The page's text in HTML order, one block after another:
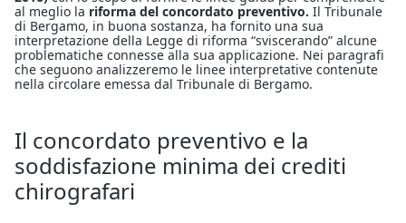
al meglio la riforma del concordato preventivo. Il Tribunale
di Bergamo, in buona sostanza, ha fornito una sua
interpretazione della Legge di riforma “sviscerando” alcune
problematiche connesse alla sua applicazione. Nei paragrafi
che seguono analizzeremo le linee interpretative contenute
nella circolare emessa dal Tribunale di Bergamo.
Il concordato preventivo e la
soddisfazione minima dei crediti
chirografari